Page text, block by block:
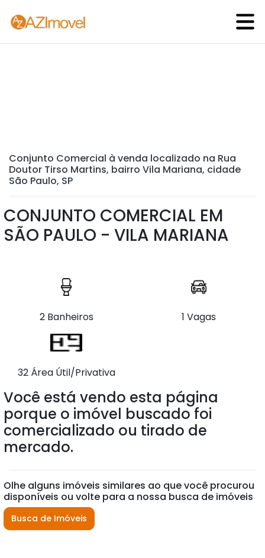
Conjunto Comercial à venda localizado na Rua
Doutor Tirso Martins, bairro Vila Mariana, cidade
São Paulo, SP
CONJUNTO COMERCIAL EM
SÃO PAULO - VILA MARIANA
2 Banheiros 1 Vagas
32 Área Útil/Privativa
Você está vendo esta página
porque o imóvel buscado foi
comercializado ou tirado de
mercado.
Olhe alguns imóveis similares ao que você procurou
disponíveis ou volte para a nossa busca de imóveis
Busca de Imóveis